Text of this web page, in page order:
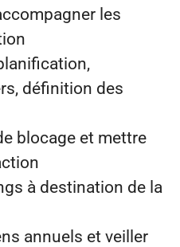
les
définition des
blocage et mettre
à destination de la
annuels et veiller